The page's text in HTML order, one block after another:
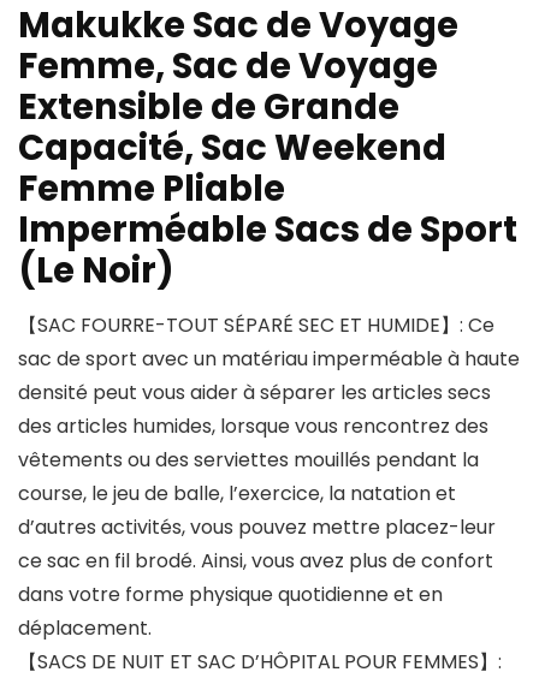
Makukke Sac de Voyage
Femme, Sac de Voyage
Extensible de Grande
Capacité, Sac Weekend
Femme Pliable
Imperméable Sacs de Sport
(Le Noir)
【SAC FOURRE-TOUT SÉPARÉ SEC ET HUMIDE】: Ce
sac de sport avec un matériau imperméable à haute
densité peut vous aider à séparer les articles secs
des articles humides, lorsque vous rencontrez des
vêtements ou des serviettes mouillés pendant la
course, le jeu de balle, l’exercice, la natation et
d’autres activités, vous pouvez mettre placez-leur
ce sac en fil brodé. Ainsi, vous avez plus de confort
dans votre forme physique quotidienne et en
déplacement.
【SACS DE NUIT ET SAC D’HÔPITAL POUR FEMMES】: